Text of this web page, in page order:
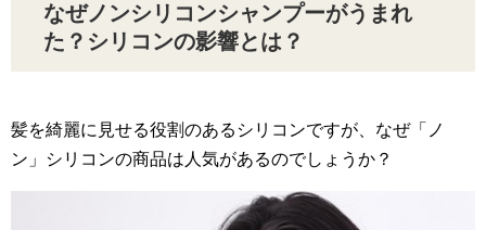
なぜノンシリコンシャンプーがうまれ
た？シリコンの影響とは？
髪を綺麗に見せる役割のあるシリコンですが、なぜ「ノ
ン」シリコンの商品は人気があるのでしょうか？